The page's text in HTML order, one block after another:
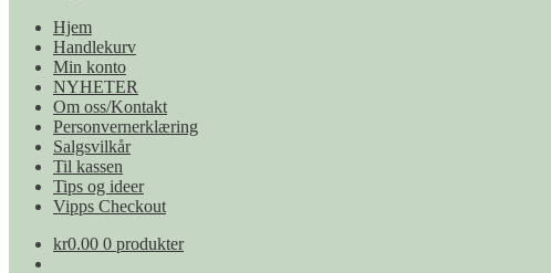
Hjem
Handlekurv
Min konto
NYHETER
Om oss/Kontakt
Personvernerklæring
Salgsvilkår
Til kassen
Tips og ideer
Vipps Checkout
kr0.00 0 produkter